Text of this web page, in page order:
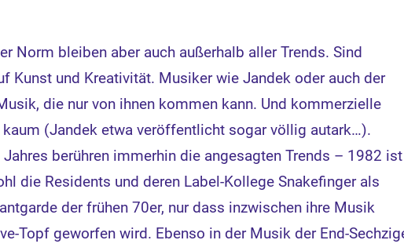
Norm bleiben aber auch außerhalb aller Trends. Sind
Kunst und Kreativität. Musiker wie Jandek oder auch der
die nur von ihnen kommen kann. Und kommerzielle
(Jandek etwa veröffentlicht sogar völlig autark…).
berühren immerhin die angesagten Trends – 1982 ist
die Residents und deren Label-Kollege Snakefinger als
der frühen 70er, nur dass inzwischen ihre Musik
Topf geworfen wird. Ebenso in der Musik der End-